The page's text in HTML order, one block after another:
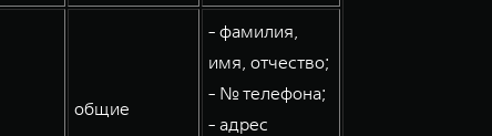
общие
- фамилия,
имя, отчество;
- № телефона;
- адрес